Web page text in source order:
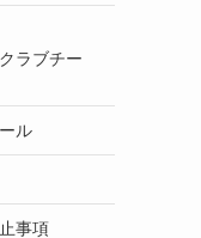
ラブチー
ル
事項